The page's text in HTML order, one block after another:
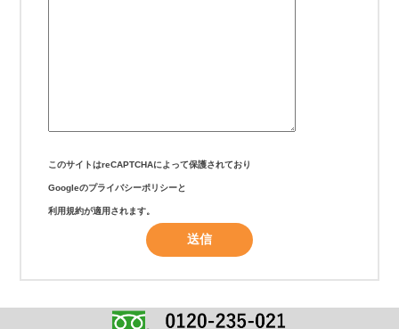
このサイトはreCAPTCHAによって保護されており
Googleのプライバシーポリシーと
利用規約が適用されます。